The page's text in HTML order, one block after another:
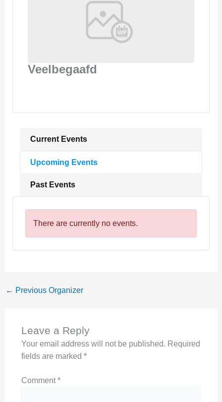
Veelbegaafd
Current Events
Upcoming Events
Past Events
There are currently no events.
← Previous Organizer
Leave a Reply
Your email address will not be published. Required
fields are marked *
Comment*